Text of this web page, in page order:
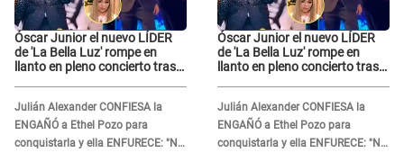
Óscar Junior el nuevo LÍDER
de 'La Bella Luz' rompe en
llanto en pleno concierto tras
defraudarlos”
Julián Alexander CONFIESA la
ENGAÑÓ a Ethel Pozo para
conquistarla y ella ENFURECE: "No
Óscar Junior el nuevo LÍDER
de 'La Bella Luz' rompe en
llanto en pleno concierto tras
defraudarlos”
Julián Alexander CONFIESA la
ENGAÑÓ a Ethel Pozo para
conquistarla y ella ENFURECE: "No